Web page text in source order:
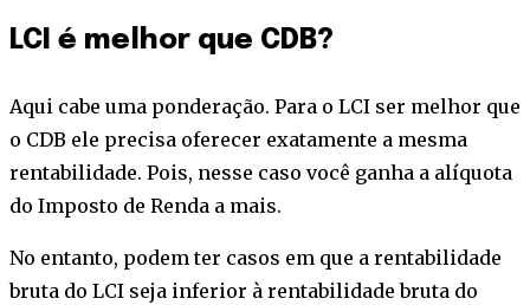
LCI é melhor que CDB?
Aqui cabe uma ponderação. Para o LCI ser melhor que
o CDB ele precisa oferecer exatamente a mesma
rentabilidade. Pois, nesse caso você ganha a alíquota
do Imposto de Renda a mais.
No entanto, podem ter casos em que a rentabilidade
bruta do LCI seja inferior à rentabilidade bruta do